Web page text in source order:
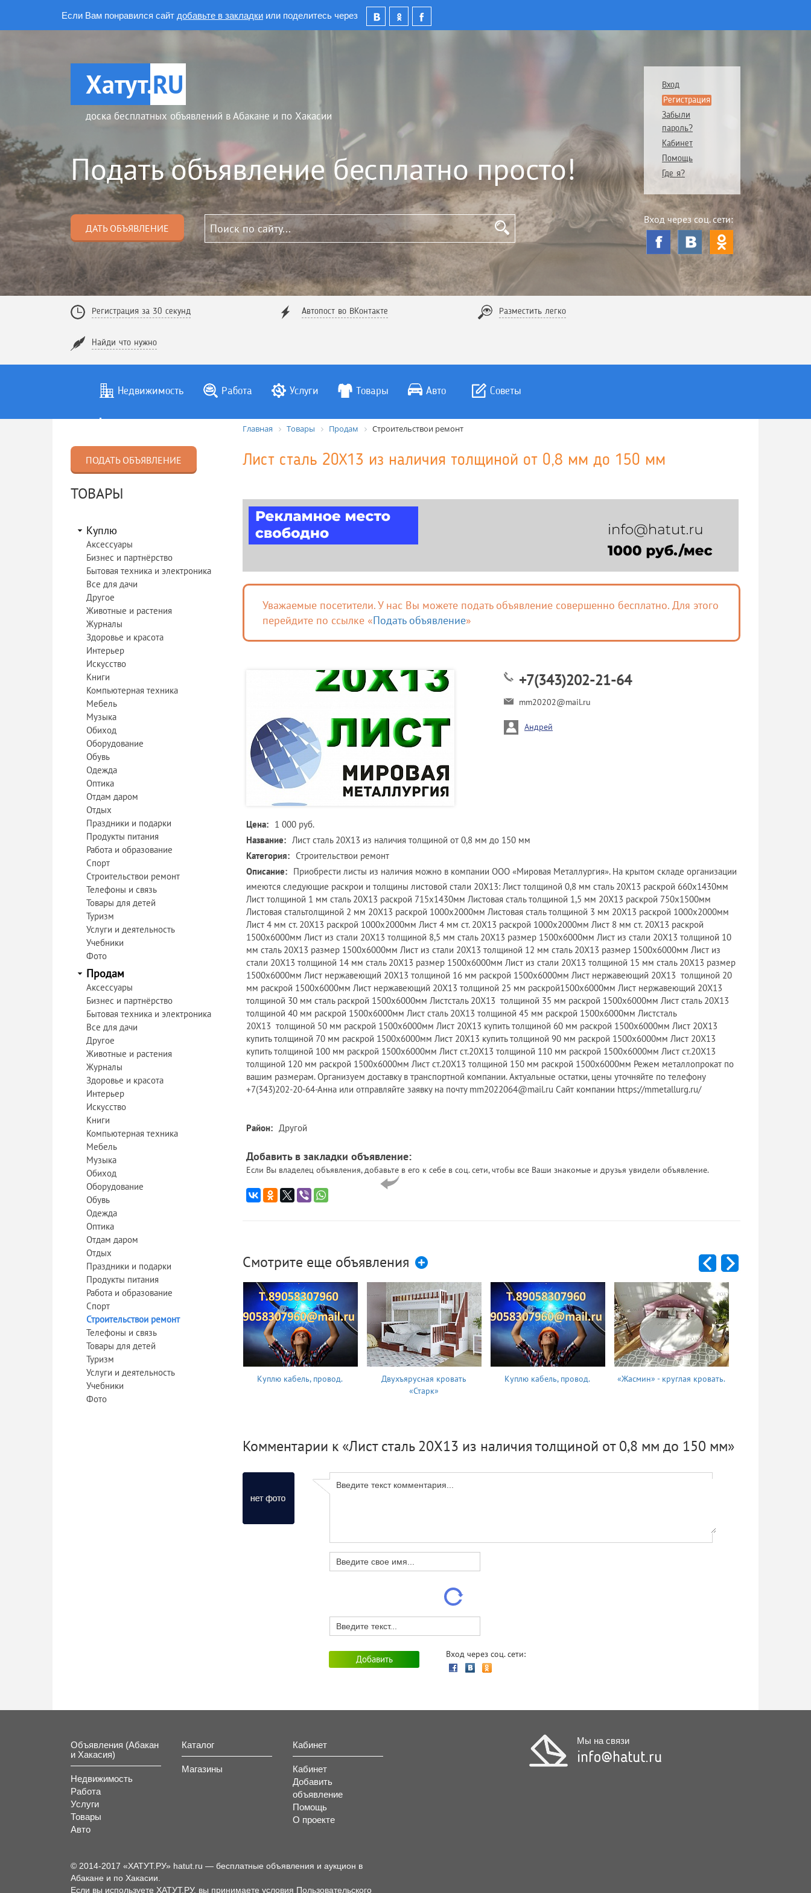
Если Вам понравился сайт добавьте в закладки или поделитесь через
Хатут.RU
доска бесплатных объявлений в Абакане и по Хакасии
Подать объявление бесплатно просто!
ДАТЬ ОБЪЯВЛЕНИЕ
Вход
Регистрация
Забыли
пароль?
Кабинет
Помощь
Где я?
Вход через соц. сети:
Регистрация за 30 секунд Автопост во ВКонтакте Разместить легко
Найди что нужно
Недвижимость Работа Услуги Товары Авто Советы
ПОДАТЬ ОБЪЯВЛЕНИЕ
ТОВАРЫ
Куплю
Аксессуары
Бизнес и партнёрство
Бытовая техника и электроника
Все для дачи
Другое
Животные и растения
Журналы
Здоровье и красота
Интерьер
Искусство
Книги
Компьютерная техника
Мебель
Музыка
Обиход
Оборудование
Обувь
Одежда
Оптика
Отдам даром
Отдых
Праздники и подарки
Продукты питания
Работа и образование
Спорт
Строительствои ремонт
Телефоны и связь
Товары для детей
Туризм
Услуги и деятельность
Учебники
Фото
Продам
Аксессуары
Бизнес и партнёрство
Бытовая техника и электроника
Все для дачи
Другое
Животные и растения
Журналы
Здоровье и красота
Интерьер
Искусство
Книги
Компьютерная техника
Мебель
Музыка
Обиход
Оборудование
Обувь
Одежда
Оптика
Отдам даром
Отдых
Праздники и подарки
Продукты питания
Работа и образование
Спорт
Строительствои ремонт
Телефоны и связь
Товары для детей
Туризм
Услуги и деятельность
Учебники
Фото
Главная Товары Продам Строительствои ремонт
Лист сталь 20Х13 из наличия толщиной от 0,8 мм до 150 мм
Уважаемые посетители. У нас Вы можете подать объявление совершенно бесплатно. Для этого
перейдите по ссылке «Подать объявление»
+7(343)202-21-64
mm20202@mail.ru
Андрей
Цена: 1 000 руб.
Название: Лист сталь 20Х13 из наличия толщиной от 0,8 мм до 150 мм
Категория: Строительствои ремонт
Описание: Приобрести листы из наличия можно в компании ООО «Мировая Металлургия». На крытом складе организации
имеются следующие раскрои и толщины листовой стали 20Х13: Лист толщиной 0,8 мм сталь 20Х13 раскрой 660х1430мм
Лист толщиной 1 мм сталь 20Х13 раскрой 715х1430мм Листовая сталь толщиной 1,5 мм 20Х13 раскрой 750х1500мм
Листовая стальтолщиной 2 мм 20Х13 раскрой 1000х2000мм Листовая сталь толщиной 3 мм 20Х13 раскрой 1000х2000мм
Лист 4 мм ст. 20Х13 раскрой 1000х2000мм Лист 4 мм ст. 20Х13 раскрой 1000х2000мм Лист 8 мм ст. 20Х13 раскрой
1500х6000мм Лист из стали 20Х13 толщиной 8,5 мм сталь 20Х13 размер 1500х6000мм Лист из стали 20Х13 толщиной 10
мм сталь 20Х13 размер 1500х6000мм Лист из стали 20Х13 толщиной 12 мм сталь 20Х13 размер 1500х6000мм Лист из
стали 20Х13 толщиной 14 мм сталь 20Х13 размер 1500х6000мм Лист из стали 20Х13 толщиной 15 мм сталь 20Х13 размер
1500х6000мм Лист нержавеющий 20Х13 толщиной 16 мм раскрой 1500х6000мм Лист нержавеющий 20Х13 толщиной 20
мм раскрой 1500х6000мм Лист нержавеющий 20Х13 толщиной 25 мм раскрой1500х6000мм Лист нержавеющий 20Х13
толщиной 30 мм сталь раскрой 1500х6000мм Листсталь 20Х13 толщиной 35 мм раскрой 1500х6000мм Лист сталь 20Х13
толщиной 40 мм раскрой 1500х6000мм Лист сталь 20Х13 толщиной 45 мм раскрой 1500х6000мм Листсталь
20Х13 толщиной 50 мм раскрой 1500х6000мм Лист 20Х13 купить толщиной 60 мм раскрой 1500х6000мм Лист 20Х13
купить толщиной 70 мм раскрой 1500х6000мм Лист 20Х13 купить толщиной 90 мм раскрой 1500х6000мм Лист 20Х13
купить толщиной 100 мм раскрой 1500х6000мм Лист ст.20Х13 толщиной 110 мм раскрой 1500х6000мм Лист ст.20Х13
толщиной 120 мм раскрой 1500х6000мм Лист ст.20Х13 толщиной 150 мм раскрой 1500х6000мм Режем металлопрокат по
вашим размерам. Организуем доставку в транспортной компании. Актуальные остатки, цены уточняйте по телефону
+7(343)202-20-64-Анна или отправляйте заявку на почту mm2022064@mail.ru Сайт компании https://mmetallurg.ru/
Район: Другой
Добавить в закладки объявление:
Если Вы владелец объявления, добавьте в его к себе в соц. сети, чтобы все Ваши знакомые и друзья увидели объявление.
Смотрите еще объявления
Куплю кабель, провод.
Двухъярусная кровать
«Старк»
Куплю кабель, провод. «Жасмин» - круглая кровать.
Комментарии к «Лист сталь 20Х13 из наличия толщиной от 0,8 мм до 150 мм»
Вход через соц. сети:
Объявления (Абакан
и Хакасия)
Недвижимость
Работа
Услуги
Товары
Авто
Каталог
Магазины
Кабинет
Кабинет
Добавить
объявление
Помощь
О проекте
Мы на связи
info@hatut.ru
© 2014-2017 «ХАТУТ.РУ» hatut.ru — бесплатные объявления и аукцион в
Абакане и по Хакасии.
Если вы используете ХАТУТ.РУ, вы принимаете условия Пользовательского